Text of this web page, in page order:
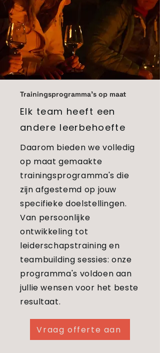
Trainingsprogramma's op maat
Elk team heeft een
andere leerbehoefte
Daarom bieden we volledig
op maat gemaakte
trainingsprogramma's die
zijn afgestemd op jouw
specifieke doelstellingen.
Van persoonlijke
ontwikkeling tot
leiderschapstraining en
teambuilding sessies: onze
programma's voldoen aan
jullie wensen voor het beste
resultaat.
Vraag offerte aan